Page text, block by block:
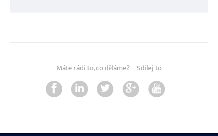
Máte rádi to, co děláme? Sdílej to